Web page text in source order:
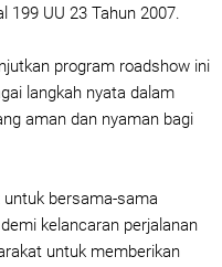
199 UU 23 Tahun 2007.
program roadshow ini
langkah nyata dalam
aman dan nyaman bagi
bersama-sama
kelancaran perjalanan
untuk memberikan